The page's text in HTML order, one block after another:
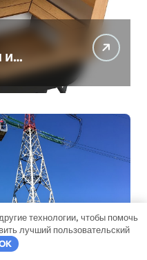
и
технологии, чтобы помочь
лучший пользовательский